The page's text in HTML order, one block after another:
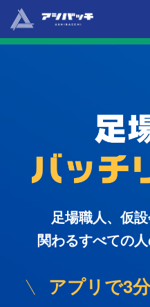
📣 6月集中キャンペーン「足
を投
足場職人、仮
関わるすべての
アプリで3